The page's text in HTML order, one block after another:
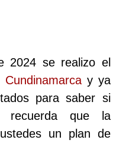
2024 se realizo el
Cundinamarcay ya
para saber si
recuerda que la
un plan de